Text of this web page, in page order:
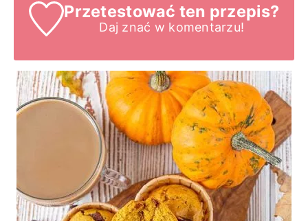
Przetestować ten przepis?
Daj znać w komentarzu!